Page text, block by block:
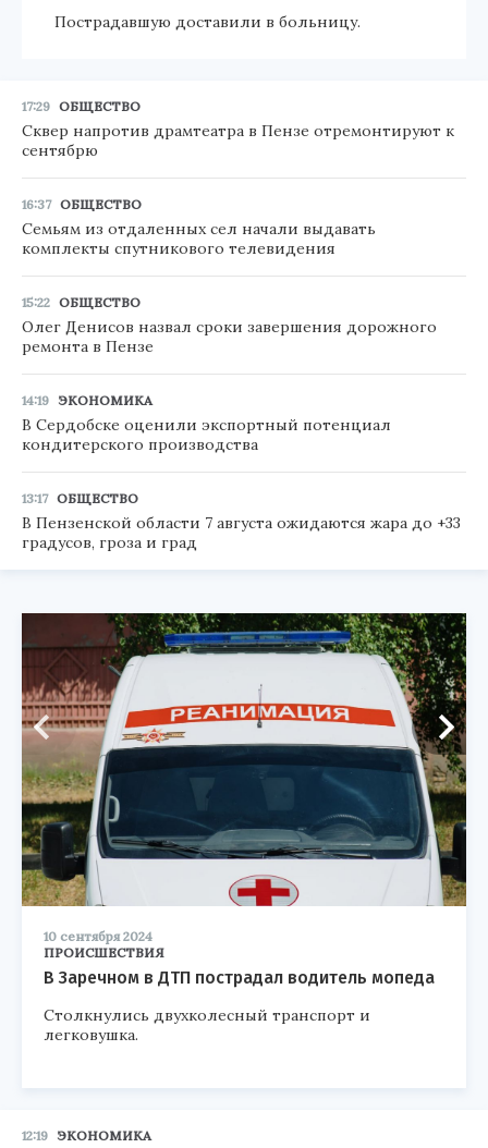
Пострадавшую доставили в больницу.
17:29 ОБЩЕСТВО
Сквер напротив драмтеатра в Пензе отремонтируют к
сентябрю
16:37 ОБЩЕСТВО
Семьям из отдаленных сел начали выдавать
комплекты спутникового телевидения
15:22 ОБЩЕСТВО
Олег Денисов назвал сроки завершения дорожного
ремонта в Пензе
14:19 ЭКОНОМИКА
В Сердобске оценили экспортный потенциал
кондитерского производства
13:17 ОБЩЕСТВО
В Пензенской области 7 августа ожидаются жара до +33
градусов, гроза и град
10 сентября 2024
ПРОИСШЕСТВИЯ
В Заречном в ДТП пострадал водитель мопеда
Столкнулись двухколесный транспорт и
легковушка.
12:19 ЭКОНОМИКА